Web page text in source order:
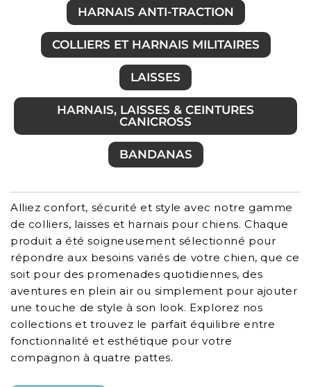
HARNAIS ANTI-TRACTION
COLLIERS ET HARNAIS MILITAIRES
LAISSES
HARNAIS, LAISSES & CEINTURES
CANICROSS
BANDANAS
Alliez confort, sécurité et style avec notre gamme
de colliers, laisses et harnais pour chiens. Chaque
produit a été soigneusement sélectionné pour
répondre aux besoins variés de votre chien, que ce
soit pour des promenades quotidiennes, des
aventures en plein air ou simplement pour ajouter
une touche de style à son look. Explorez nos
collections et trouvez le parfait équilibre entre
fonctionnalité et esthétique pour votre
compagnon à quatre pattes.